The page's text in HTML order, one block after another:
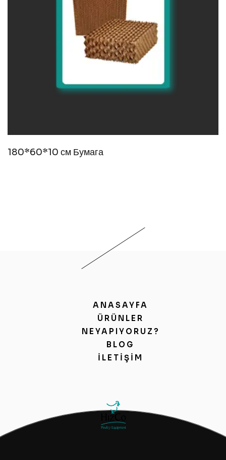
180*60*10 см Бумага
ANASAYFA
ÜRÜNLER
NEYAPIYORUZ?
BLOG
İLETIŞIM